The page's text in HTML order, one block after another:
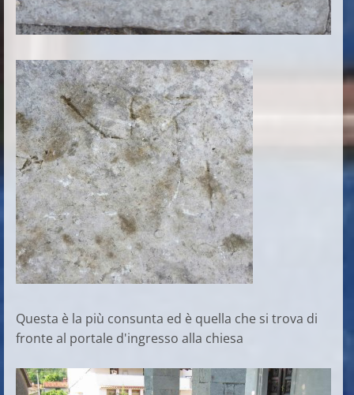
Questa è la più consunta ed è quella che si trova di
fronte al portale d'ingresso alla chiesa